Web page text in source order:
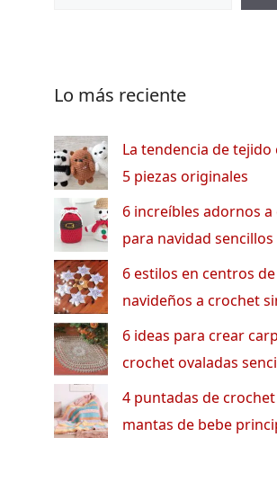
Lo más reciente
La tendencia de tejido
5 piezas originales
6 increíbles adornos
para navidad sencillos
6 estilos en centros
navideños a crochet
6 ideas para crear
crochet ovaladas
4 puntadas de
mantas de bebe